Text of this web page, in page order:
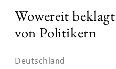
Wowereit
von Politikern
Deutschland